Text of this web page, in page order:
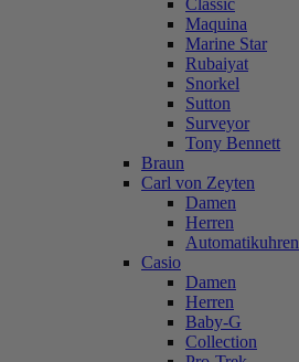
Classic
Maquina
Marine Star
Rubaiyat
Snorkel
Sutton
Surveyor
Tony Bennett
Braun
Carl von Zeyten
Damen
Herren
Automatikuhren
Casio
Damen
Herren
Baby-G
Collection